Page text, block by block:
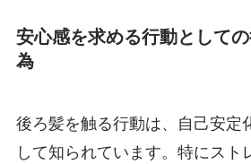
安心感を求める行動として
為
後ろ髪を触る行動は、自己安定
して知られています。特にスト